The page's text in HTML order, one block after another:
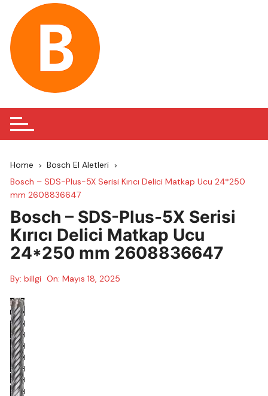
content
Home
Bosch El Aletleri
Bosch – SDS-Plus-5X Serisi Kırıcı Delici Matkap Ucu 24*250
mm 2608836647
Bosch – SDS-Plus-5X Serisi
Kırıcı Delici Matkap Ucu
24*250 mm 2608836647
By: billgi On:Mayıs 18, 2025